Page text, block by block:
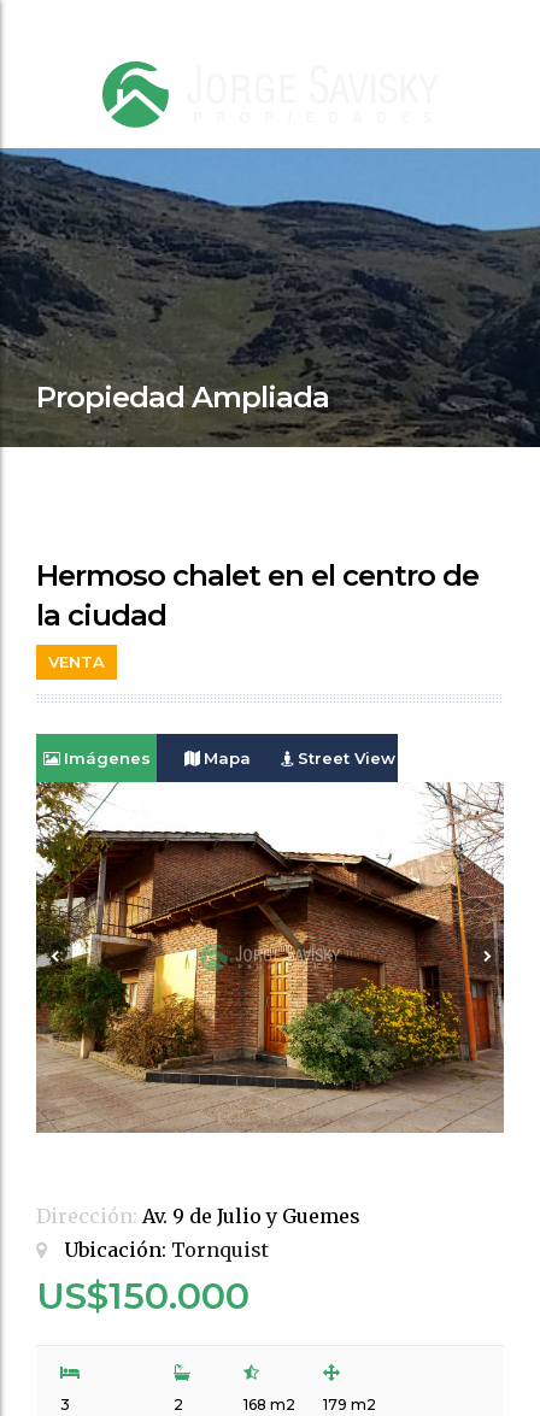
Propiedad Ampliada
Hermoso chalet en el centro de
la ciudad
VENTA
Imágenes Mapa Street View
Dirección: Av. 9 de Julio y Guemes
Ubicación: Tornquist
US$150.000
3 2 168 m2 179 m2